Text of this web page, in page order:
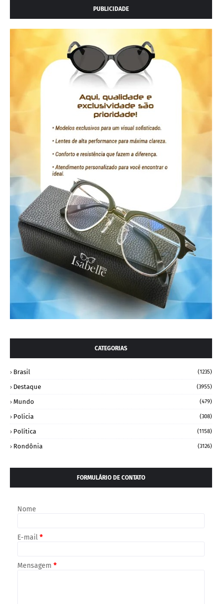
PUBLICIDADE
CATEGORIAS
Brasil (1235)
Destaque (3955)
Mundo (479)
Policia (308)
Política (1158)
Rondônia (3126)
FORMULÁRIO DE CONTATO
Nome
E-mail *
Mensagem *